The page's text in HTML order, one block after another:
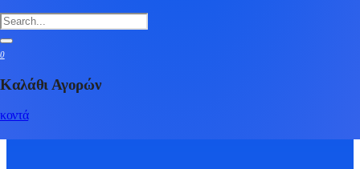
0
Καλάθι Αγορών
κοντά